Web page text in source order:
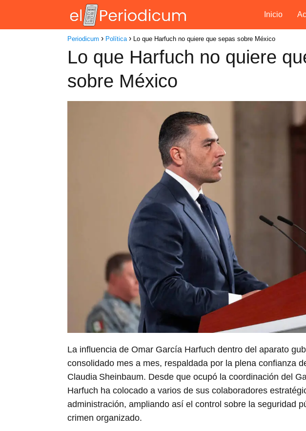
Inicio
Periodicum Política Lo que Harfuch no quiere que sepas sobre México
Lo que Harfuch no quiere
sobre México
La influencia de Omar García Harfuch dentro del aparato
consolidado mes a mes, respaldada por la plena confianza
Claudia Sheinbaum. Desde que ocupó la coordinación del
Harfuch ha colocado a varios de sus colaboradores
administración, ampliando así el control sobre la seguridad
crimen organizado.